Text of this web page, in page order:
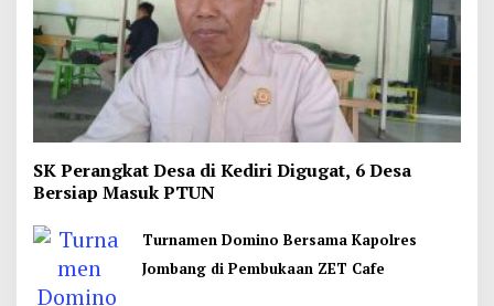
SK Perangkat Desa di Kediri Digugat, 6 Desa
Bersiap Masuk PTUN
Turnamen Domino Bersama Kapolres
Jombang di Pembukaan ZET Cafe